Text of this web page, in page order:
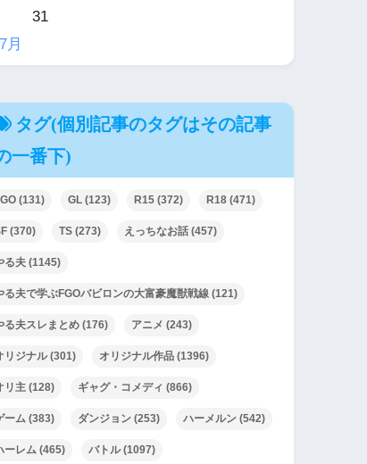
31
月
タグ(個別記事のタグはその記事
一番下)
(131) GL (123) R15 (372) R18 (471)
(370) TS (273) えっちなお話 (457)
る夫 (1145)
る夫で学ぶFGOバビロンの大富豪魔獣戦線 (121)
る夫スレまとめ (176) アニメ (243)
リジナル(301) オリジナル作品 (1396)
リ主 (128) ギャグ・コメディ (866)
ーム (383) ダンジョン (253) ハーメルン (542)
ーレム (465) バトル(1097)